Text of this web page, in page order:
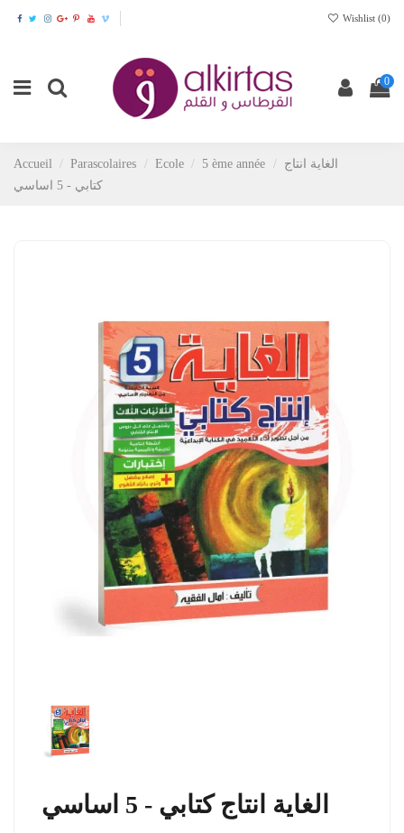
Wishlist (0)
0
Accueil Parascolaires Ecole 5 ème année
الغاية انتاج
كتابي - 5 اساسي
الغاية انتاج كتابي - 5 اساسي